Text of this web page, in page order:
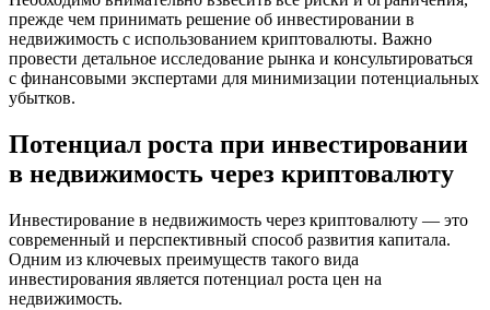
прежде чем принимать решение об инвестировании в
недвижимость с использованием криптовалюты. Важно
провести детальное исследование рынка и консультироваться
с финансовыми экспертами для минимизации потенциальных
убытков.
Потенциал роста при инвестировании
в недвижимость через криптовалюту
Инвестирование в недвижимость через криптовалюту — это
современный и перспективный способ развития капитала.
Одним из ключевых преимуществ такого вида
инвестирования является потенциал роста цен на
недвижимость.